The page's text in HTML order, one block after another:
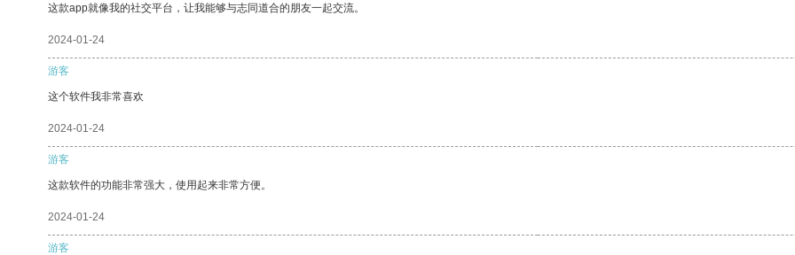
这款app就像我的社交平台，让我能够与志同道合的朋友一起交流。
2024-01-24
游客
这个软件我非常喜欢
2024-01-24
游客
这款软件的功能非常强大，使用起来非常方便。
2024-01-24
游客